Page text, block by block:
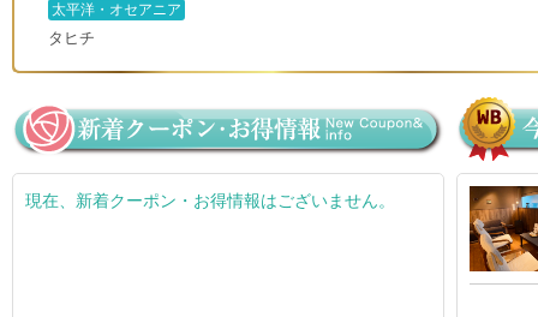
太平洋・オセアニア
タヒチ
現在、新着クーポン・お得情報はございません。